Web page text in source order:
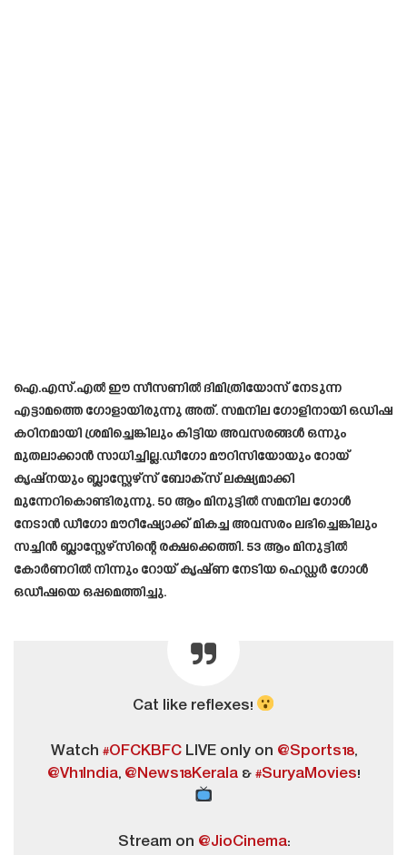
ഐ.എസ്.എൽ ഈ സീസണിൽ ദിമിത്രിയോസ് നേടുന്ന
എട്ടാമത്തെ ഗോളായിരുന്നു അത്. സമനില ഗോളിനായി ഒഡിഷ
കഠിനമായി ശ്രമിച്ചെങ്കിലും കിട്ടിയ അവസരങ്ങൾ ഒന്നും
മുതലാക്കാൻ സാധിച്ചില്ല.ഡീഗോ മൗറിസിയോയും റോയ്
കൃഷ്നയും ബ്ലാസ്റ്റേഴ്‌സ് ബോക്സ് ലക്ഷ്യമാക്കി
മുന്നേറികൊണ്ടിരുന്നു. 50 ആം മിനുട്ടിൽ സമനില ഗോൾ
നേടാൻ ഡീഗോ മൗറീഷ്യോക്ക് മികച്ച അവസരം ലഭിച്ചെങ്കിലും
സച്ചിൻ ബ്ലാസ്റ്റേഴ്സിന്റെ രക്ഷക്കെത്തി. 53 ആം മിനുട്ടിൽ
കോർണറിൽ നിന്നും റോയ് കൃഷ്ണ നേടിയ ഹെഡ്ഡർ ഗോൾ
ഒഡീഷയെ ഒപ്പമെത്തിച്ചു.
Cat like reflexes!
Watch #OFCKBFCLIVE only on @Sports18,
@Vh1India, @News18Kerala & #SuryaMovies!
Stream on @JioCinema: